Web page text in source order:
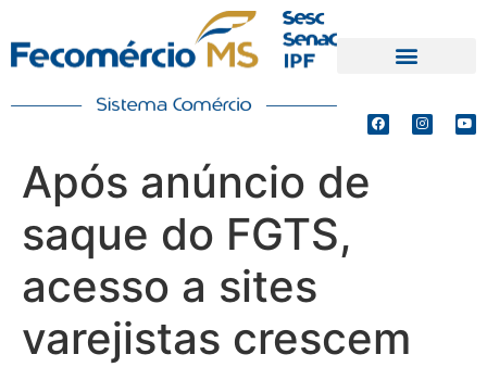
Após anúncio de
saque do FGTS,
acesso a sites
varejistas crescem